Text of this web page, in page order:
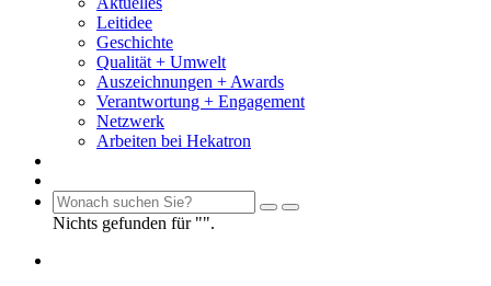
Leitidee
Geschichte
Qualität + Umwelt
Auszeichnungen + Awards
Verantwortung + Engagement
Netzwerk
Arbeiten bei Hekatron
Nichts gefunden für "".